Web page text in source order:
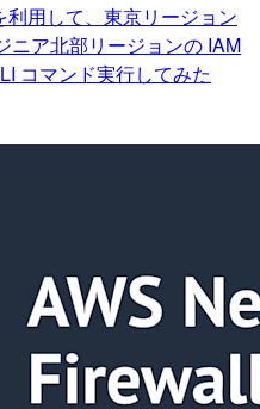
用して、東京リージョン
ニア北部リージョンの IAM
コマンド実行してみた